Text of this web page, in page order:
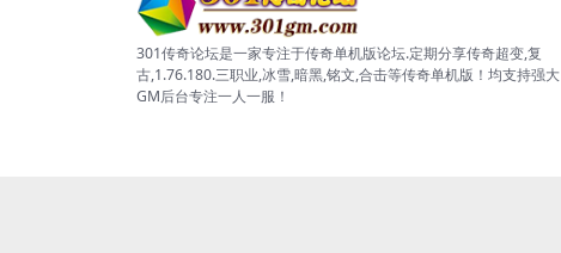
301传奇论坛是一家专注于传奇单机版论坛.定期分享传奇超变,复
古,1.76.180.三职业,冰雪,暗黑,铭文,合击等传奇单机版！均支持强大
GM后台专注一人一服！